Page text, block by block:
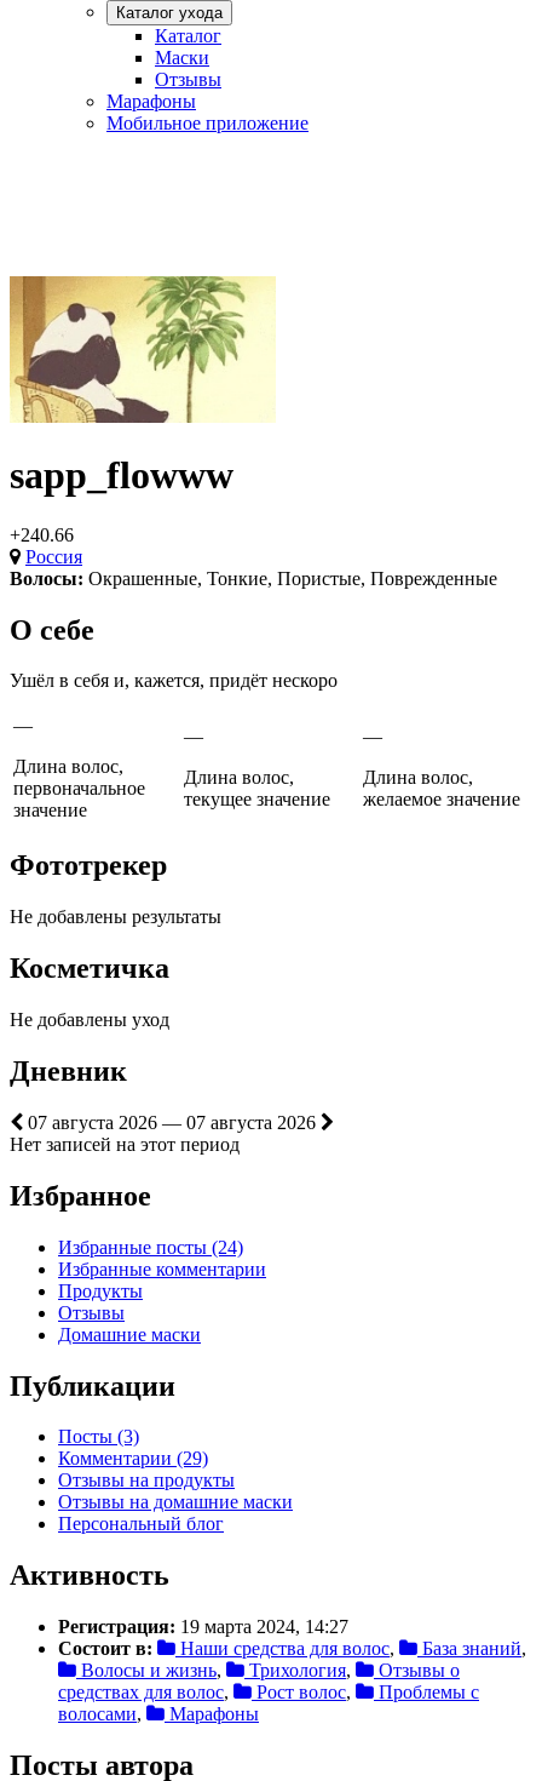
Каталог ухода
Каталог
Маски
Отзывы
Марафоны
Мобильное приложение
sapp_flowww
+240.66
Россия
Волосы: Окрашенные, Тонкие, Пористые, Поврежденные
О себе
Ушёл в себя и, кажется, придёт нескоро
—
Длина волос,
первоначальное
значение
—
Длина волос,
текущее значение
—
Длина волос,
желаемое значение
Фототрекер
Не добавлены результаты
Косметичка
Не добавлены уход
Дневник
07 августа 2026 — 07 августа 2026
Нет записей на этот период
Избранное
Избранные посты (24)
Избранные комментарии
Продукты
Отзывы
Домашние маски
Публикации
Посты (3)
Комментарии (29)
Отзывы на продукты
Отзывы на домашние маски
Персональный блог
Активность
Регистрация: 19 марта 2024, 14:27
Состоит в:
Наши средства для волос, База знаний,
Волосы и жизнь, Трихология,
Отзывы о
средствах для волос, Рост волос,
Проблемы с
волосами, Марафоны
Посты автора